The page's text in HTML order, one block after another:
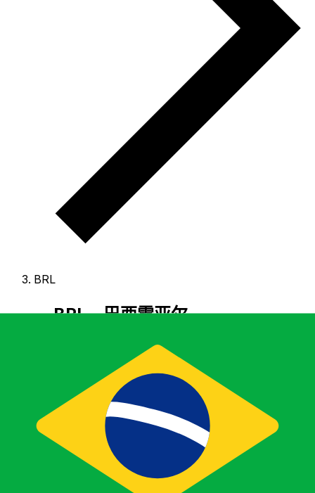
BRL
BRL - 巴西雷亚尔
巴西雷亚尔 是 巴西 的货币。我们的货币排行显示最热门的
巴西雷亚尔 汇率是 BRL 兑 USD。雷亚尔 的货币代码为
，其符号为 R$。
下方可查看 巴西雷亚尔 汇率与换算
选择一种货币
巴西雷亚尔 继续